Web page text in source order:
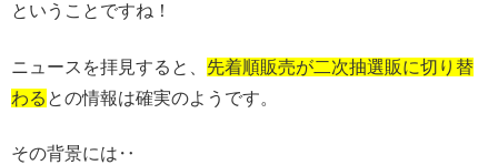
ということですね！
ニュースを拝見すると、 先着順販売が二次抽選販に切り替
わる との情報は確実のようです。
その背景には‥